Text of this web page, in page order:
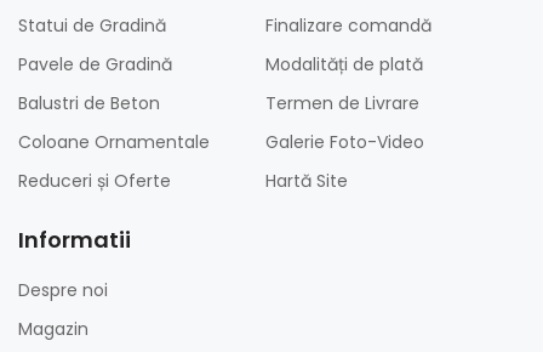
Statui de Gradină
Pavele de Gradină
Balustri de Beton
Coloane Ornamentale
Reduceri și Oferte
Finalizare comandă
Modalități de plată
Termen de Livrare
Galerie Foto-Video
Hartă Site
Informatii
Despre noi
Magazin